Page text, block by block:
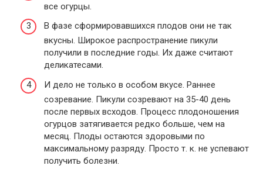
все огурцы.
В фазе сформировавшихся плодов они не так
вкусны. Широкое распространение пикули
получили в последние годы. Их даже считают
деликатесами.
И дело не только в особом вкусе. Раннее
созревание. Пикули созревают на 35-40 день
после первых всходов. Процесс плодоношения
огурцов затягивается редко больше, чем на
месяц. Плоды остаются здоровыми по
максимальному разряду. Просто т. к. не успевают
получить болезни.